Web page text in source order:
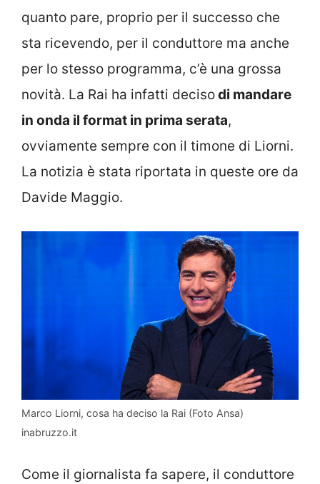
quanto pare, proprio per il successo che
sta ricevendo, per il conduttore ma anche
per lo stesso programma, c’è una grossa
novità. La Rai ha infatti decisodi mandare
in onda il format in prima serata,
ovviamente sempre con il timone di Liorni.
La notizia è stata riportata in queste ore da
Davide Maggio.
Marco Liorni, cosa ha deciso la Rai (Foto Ansa)
inabruzzo.it
Come il giornalista fa sapere, il conduttore